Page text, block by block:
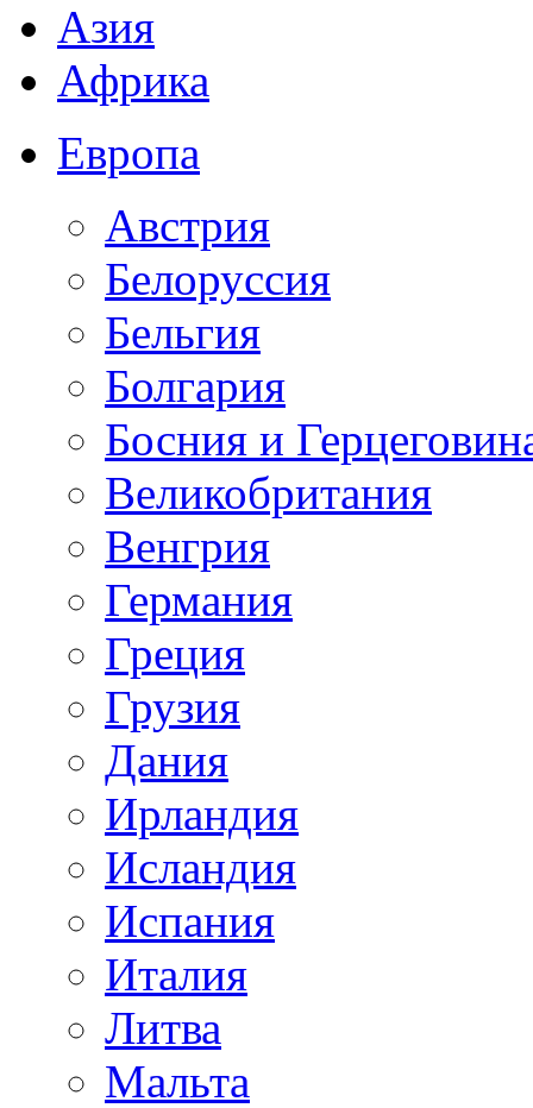
Азия
Африка
Европа
Австрия
Белоруссия
Бельгия
Болгария
Босния и
Великобритания
Венгрия
Германия
Греция
Грузия
Дания
Ирландия
Исландия
Испания
Италия
Литва
Мальта